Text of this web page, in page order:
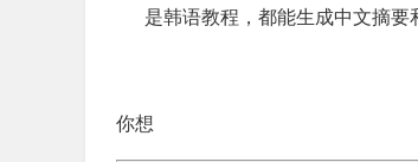
是韩语教程，都能生成中文摘要
你想